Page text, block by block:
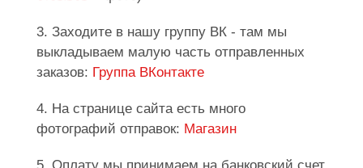
3. Заходите в нашу группу ВК - там мы
выкладываем малую часть отправленных
заказов: Группа ВКонтакте
4. На странице сайта есть много
фотографий отправок: Магазин